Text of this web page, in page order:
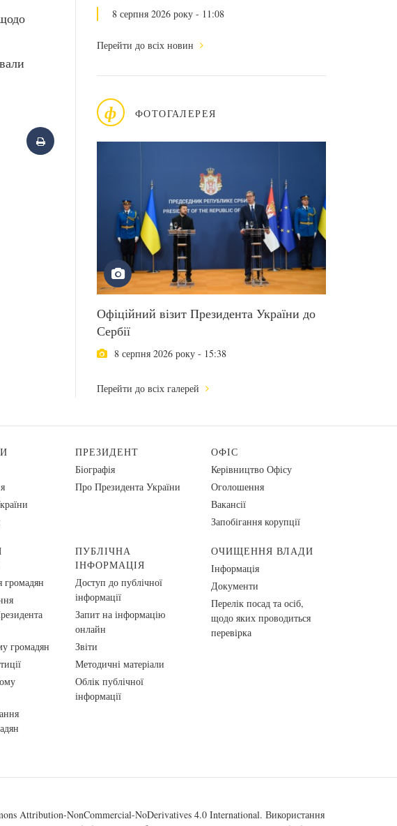
8 серпня 2026 року - 11:08
Перейти до всіх новин
ф ФОТОГАЛЕРЕЯ
Офіційний візит Президента України до
Сербії
8 серпня 2026 року - 15:38
Перейти до всіх галерей
ПРЕЗИДЕНТ
Біографія
Про Президента України
ОФІС
Керівництво Офісу
Оголошення
Вакансії
Запобігання корупції
громадян
громадян
ПУБЛІЧНА
ІНФОРМАЦІЯ
Доступ до публічної
інформації
Запит на інформацію
онлайн
Звіти
Методичні матеріали
Облік публічної
інформації
ОЧИЩЕННЯ ВЛАДИ
Інформація
Документи
Перелік посад та осіб,
щодо яких проводиться
перевірка
Attribution-NonCommercial-NoDerivatives 4.0 International. Використання